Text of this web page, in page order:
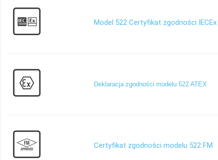
Model 522 Certyfikat zgodności IECEx
Deklaracja zgodności modelu 522 ATEX
Certyfikat zgodności modelu 522 FM